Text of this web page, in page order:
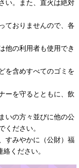
い。また、直火は絶対
ておりませんので、各
他の利用者も使用でき
を含めすべてのゴミを
ーを守るとともに、飲
いの方々並びに他の公
ください。
すみやかに（公財）福
ください。